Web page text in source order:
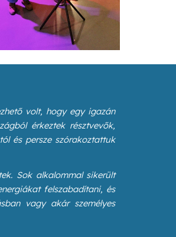
volt, hogy egy igazán
érkeztek résztvevők,
és persze szórakoztattuk
Sok alkalommal sikerült
felszabadítani, és
vagy akár személyes